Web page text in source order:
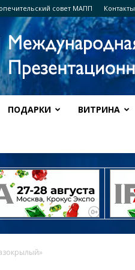
совет МАПП Контакты
ПОДАРКИ ВИТРИНА